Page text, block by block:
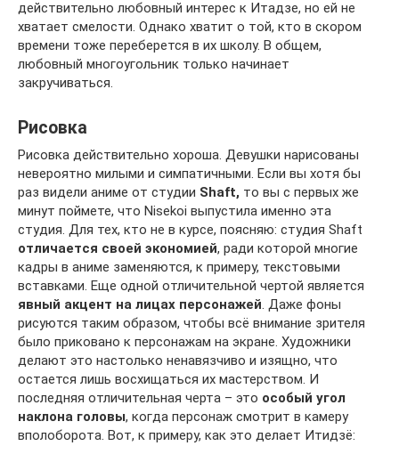
действительно любовный интерес к Итадзе, но ей не
хватает смелости. Однако хватит о той, кто в скором
времени тоже переберется в их школу. В общем,
любовный многоугольник только начинает
закручиваться.
Рисовка
Рисовка действительно хороша. Девушки нарисованы
невероятно милыми и симпатичными. Если вы хотя бы
раз видели аниме от студии Shaft, то вы с первых же
минут поймете, что Nisekoi выпустила именно эта
студия. Для тех, кто не в курсе, поясняю: студия Shaft
отличается своей экономией, ради которой многие
кадры в аниме заменяются, к примеру, текстовыми
вставками. Еще одной отличительной чертой является
явный акцент на лицах персонажей. Даже фоны
рисуются таким образом, чтобы всё внимание зрителя
было приковано к персонажам на экране. Художники
делают это настолько ненавязчиво и изящно, что
остается лишь восхищаться их мастерством. И
последняя отличительная черта – это особый угол
наклона головы, когда персонаж смотрит в камеру
вполоборота. Вот, к примеру, как это делает Итидзё: